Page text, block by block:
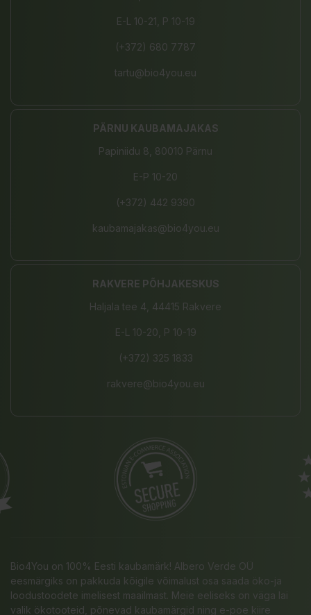
E-L 10-21, P 10-19
(+372) 680 7787
tartu@bio4you.eu
PÄRNU KAUBAMAJAKAS
Papiniidu 8, 80010 Pärnu
E-P 10-20
(+372) 442 9390
kaubamajakas@bio4you.eu
RAKVERE PÕHJAKESKUS
Haljala tee 4, 44415 Rakvere
E-L 10-20, P 10-19
(+372) 325 1833
rakvere@bio4you.eu
Bio4You on 100% Eesti kaubamärk! Albero Verde OÜ
eesmärgiks on pakkuda kõigile võimalust osa saada öko-ja
loodustoodete imelisest maailmast. Meie eeliseks on väga lai
valik ökotooteid, põnevad kaubamärgid ning e-poe kiire